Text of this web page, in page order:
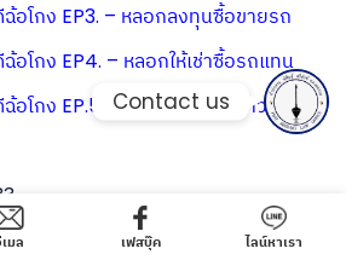
อโกง EP3. – หลอกลงทุนซื้อขายรถ
โกง EP4. – หลอกให้เช่าซื้อรถแทน
อโกง EP.5 – หลอกลงทุนค้าข้าว-
opinion about this
มล เฟสบุ๊ค ไลน์หาเรา
Contact us